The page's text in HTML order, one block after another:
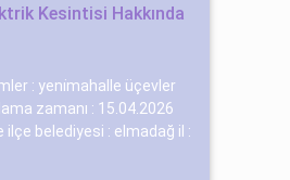
Kesintisi Hakkında
: yeni̇mahalle üçevler
zamanı : 15.04.2026
ilçe belediyesi : elmadağ il :